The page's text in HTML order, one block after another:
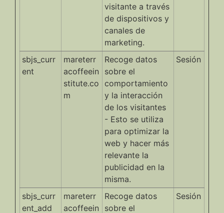
visitante a través
de dispositivos y
canales de
marketing.
sbjs_curr
ent
mareterr
acoffeein
stitute.co
m
Recoge datos
sobre el
comportamiento
y la interacción
de los visitantes
- Esto se utiliza
para optimizar la
web y hacer más
relevante la
publicidad en la
misma.
Sesión
sbjs_curr
ent_add
mareterr
acoffeein
Recoge datos
sobre el
Sesión